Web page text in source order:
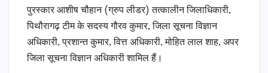
पुरस्कार आशीष चौहान (ग्रुप लीडर) तत्कालीन जिलाधिकारी,
पिथौरागढ़ टीम के सदस्य गौरव कुमार, जिला सूचना विज्ञान
अधिकारी, प्रशान्त कुमार, वित्त अधिकारी, मोहित लाल शाह, अपर
जिला सूचना विज्ञान अधिकारी शामिल हैं।